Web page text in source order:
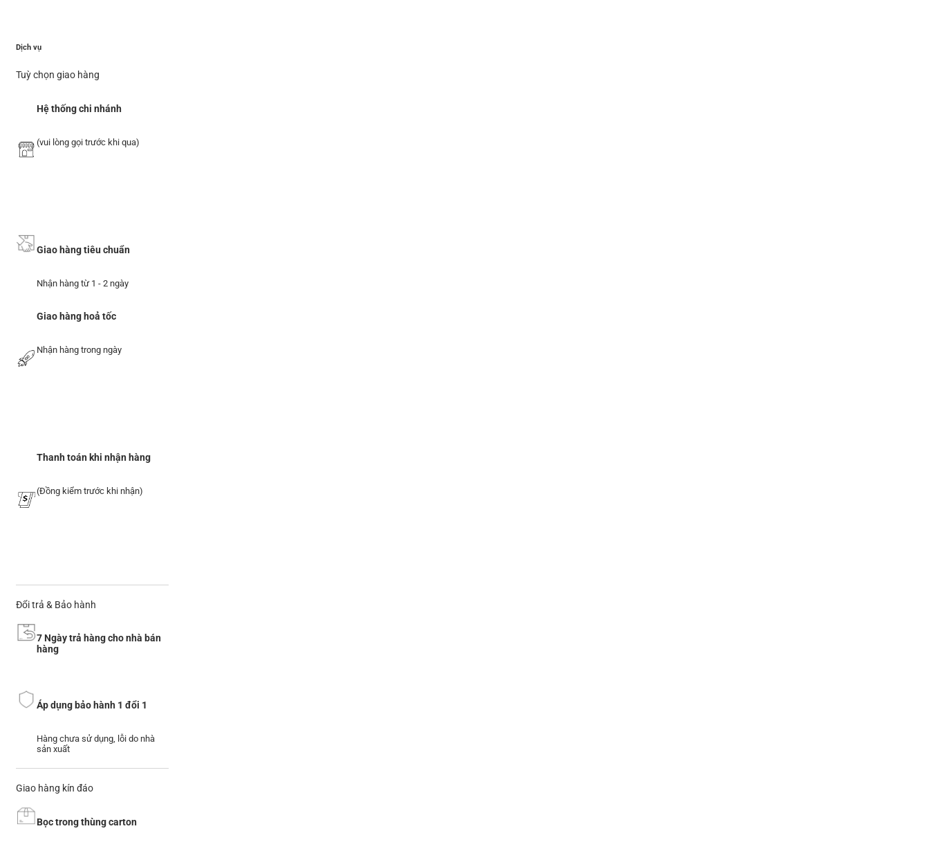
Dịch vụ
Tuỳ chọn giao hàng
Hệ thống chi nhánh
(vui lòng gọi trước khi qua)
Giao hàng tiêu chuẩn
Nhận hàng từ 1 - 2 ngày
Giao hàng hoả tốc
Nhận hàng trong ngày
Thanh toán khi nhận hàng
(Đồng kiểm trước khi nhận)
Đổi trả & Bảo hành
7 Ngày trả hàng cho nhà bán
hàng
Áp dụng bảo hành 1 đổi 1
Hàng chưa sử dụng, lỗi do nhà
sản xuất
Giao hàng kín đáo
Bọc trong thùng carton